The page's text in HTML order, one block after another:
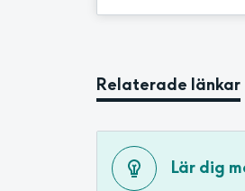
Relaterade länkar
Lär dig